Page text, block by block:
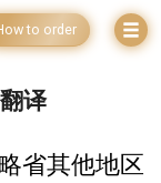
to order
译
省其他地区